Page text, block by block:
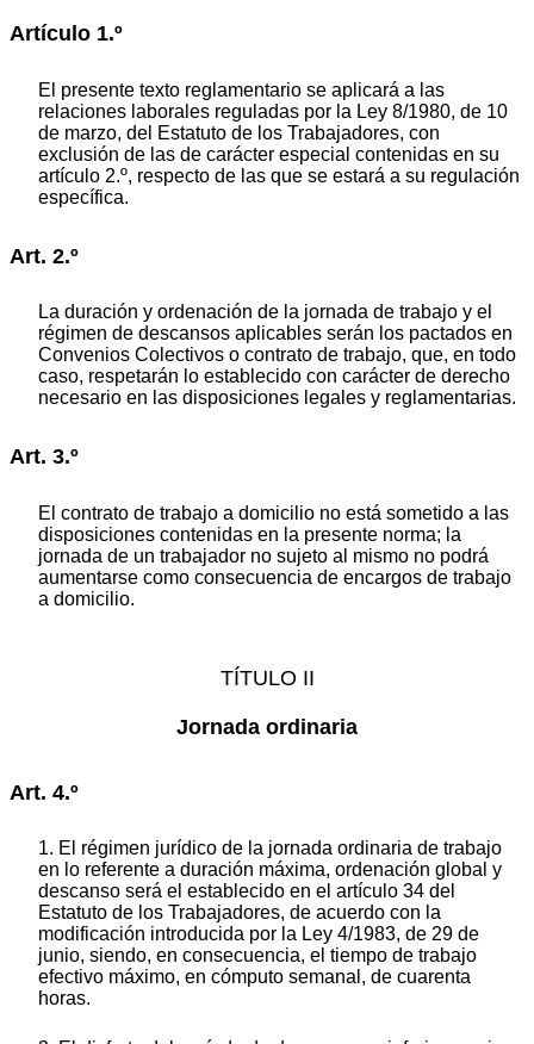
Artículo 1.º
El presente texto reglamentario se aplicará a las
relaciones laborales reguladas por la Ley 8/1980, de 10
de marzo, del Estatuto de los Trabajadores, con
exclusión de las de carácter especial contenidas en su
artículo 2.º, respecto de las que se estará a su regulación
específica.
Art. 2.º
La duración y ordenación de la jornada de trabajo y el
régimen de descansos aplicables serán los pactados en
Convenios Colectivos o contrato de trabajo, que, en todo
caso, respetarán lo establecido con carácter de derecho
necesario en las disposiciones legales y reglamentarias.
Art. 3.º
El contrato de trabajo a domicilio no está sometido a las
disposiciones contenidas en la presente norma; la
jornada de un trabajador no sujeto al mismo no podrá
aumentarse como consecuencia de encargos de trabajo
a domicilio.
TÍTULO II
Jornada ordinaria
Art. 4.º
1. El régimen jurídico de la jornada ordinaria de trabajo
en lo referente a duración máxima, ordenación global y
descanso será el establecido en el artículo 34 del
Estatuto de los Trabajadores, de acuerdo con la
modificación introducida por la Ley 4/1983, de 29 de
junio, siendo, en consecuencia, el tiempo de trabajo
efectivo máximo, en cómputo semanal, de cuarenta
horas.